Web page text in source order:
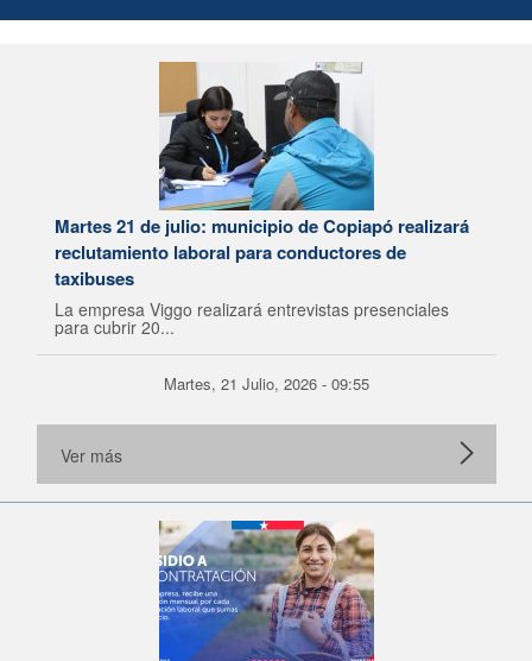
Martes 21 de julio: municipio de Copiapó realizará
reclutamiento laboral para conductores de
taxibuses
La empresa Viggo realizará entrevistas presenciales
para cubrir 20...
Martes, 21 Julio, 2026 - 09:55
Ver más